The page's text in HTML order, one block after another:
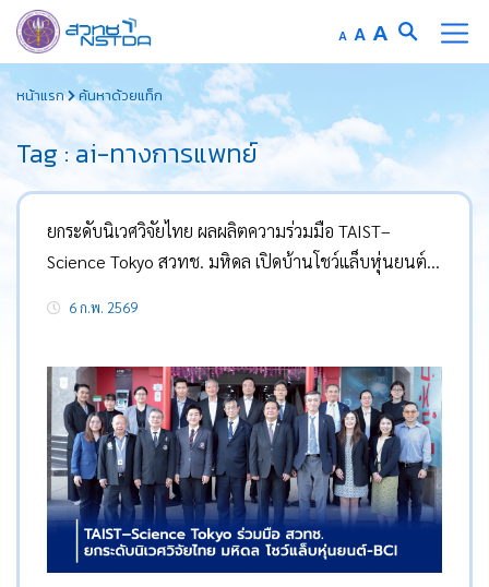
to
content
A Decrease
font
AReset
font
A Increase
font
หน้าแรก ค้นหาด้วยแท็ก
Tag : ai-ทางการแพทย์
ยกระดับนิเวศวิจัยไทย ผลผลิตความร่วมมือ TAIST–
Science Tokyo สวทช. มหิดล เปิดบ้านโชว์แล็บหุ่นยนต์-
6 ก.พ. 2569